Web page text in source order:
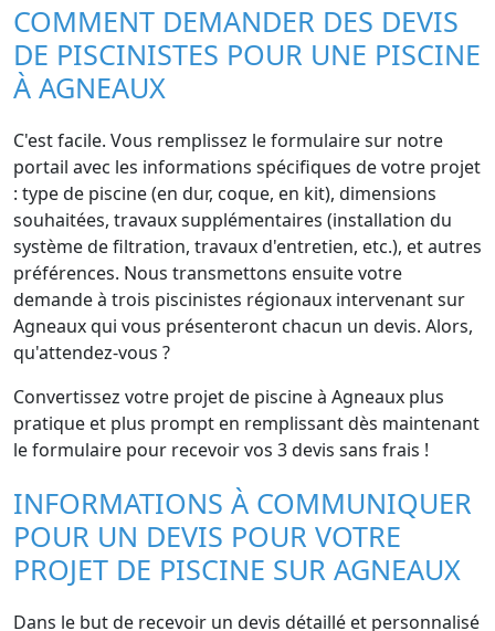
COMMENT DEMANDER DES DEVIS
DE PISCINISTES POUR UNE PISCINE
À AGNEAUX
C'est facile. Vous remplissez le formulaire sur notre
portail avec les informations spécifiques de votre projet
: type de piscine (en dur, coque, en kit), dimensions
souhaitées, travaux supplémentaires (installation du
système de filtration, travaux d'entretien, etc.), et autres
préférences. Nous transmettons ensuite votre
demande à trois piscinistes régionaux intervenant sur
Agneaux qui vous présenteront chacun un devis. Alors,
qu'attendez-vous ?
Convertissez votre projet de piscine à Agneaux plus
pratique et plus prompt en remplissant dès maintenant
le formulaire pour recevoir vos 3 devis sans frais !
INFORMATIONS À COMMUNIQUER
POUR UN DEVIS POUR VOTRE
PROJET DE PISCINE SUR AGNEAUX
Dans le but de recevoir un devis détaillé et personnalisé